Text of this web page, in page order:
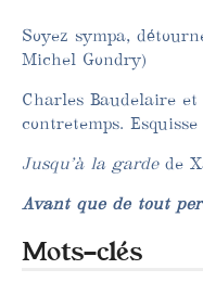
Soyez sympa,
Michel Gondry)
Charles Baudelaire
contretemps.
Jusqu’à la gardede
Avant que de tout
Mots-clés